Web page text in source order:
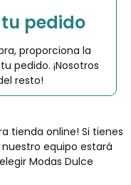
pedido
proporciona la
pedido. ¡Nosotros
resto!
tienda online! Si tienes
equipo estará
Modas Dulce